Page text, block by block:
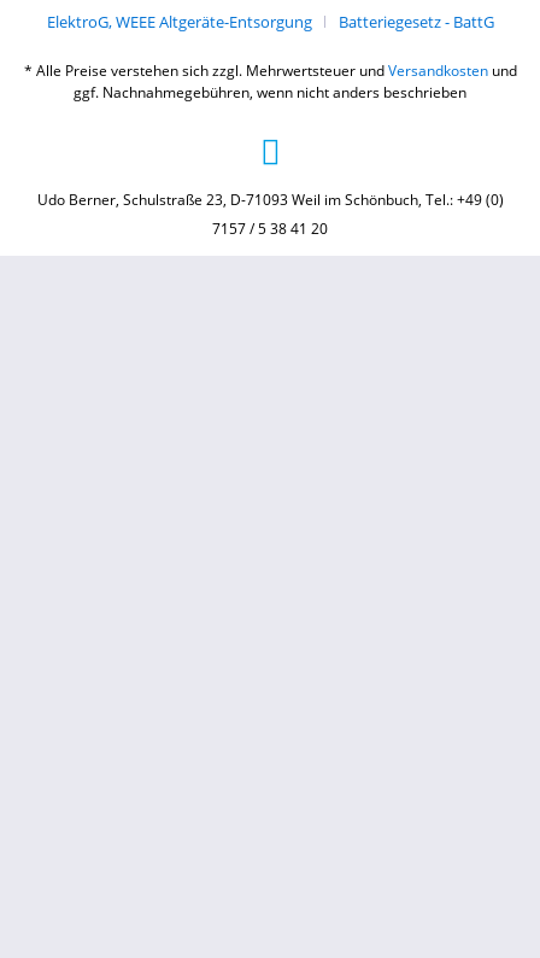
ElektroG, WEEE Altgeräte-Entsorgung Batteriegesetz - BattG
* Alle Preise verstehen sich zzgl. Mehrwertsteuer undVersandkostenund
ggf. Nachnahmegebühren, wenn nicht anders beschrieben
Udo Berner, Schulstraße 23, D-71093 Weil im Schönbuch, Tel.: +49 (0)
7157 / 5 38 41 20